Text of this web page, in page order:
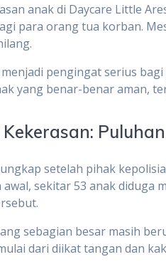
anak di Daycare Little
para orang tua korban.
pengingat serius
yang benar-benar aman,
setelah pihak
awal, sekitar 53 anak diduga
sebagian besar masih
dari diikat tangan dan